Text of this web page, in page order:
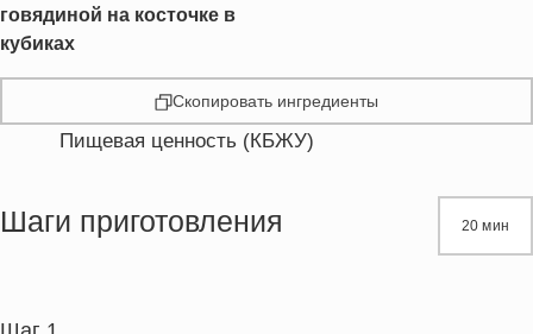
говядиной на косточке в
кубиках
Скопировать ингредиенты
Пищевая ценность (КБЖУ)
Жиры
Шаги приготовления 20 мин